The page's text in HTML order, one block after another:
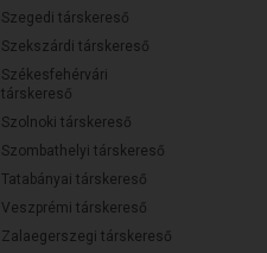
Szegedi társkereső
Szekszárdi társkereső
Székesfehérvári
társkereső
Szolnoki társkereső
Szombathelyi társkereső
Tatabányai társkereső
Veszprémi társkereső
Zalaegerszegi társkereső